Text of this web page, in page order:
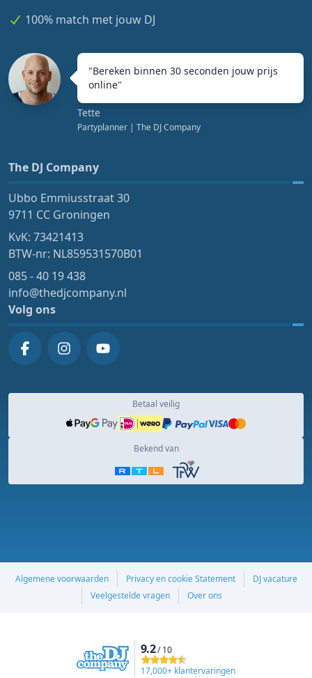
100% match met jouw DJ
"Bereken binnen 30 seconden jouw prijs
online"
Tette
Partyplanner | The DJ Company
The DJ Company
Ubbo Emmiusstraat 30
9711 CC Groningen
KvK: 73421413
BTW-nr: NL859531570B01
085 - 40 19 438
info@thedjcompany.nl
Volg ons
Betaal veilig
Bekend van
Algemene voorwaarden Privacy en cookie Statement
DJ vacature
Veelgestelde vragen
Over ons
9.2/ 10
17,000+ klantervaringen